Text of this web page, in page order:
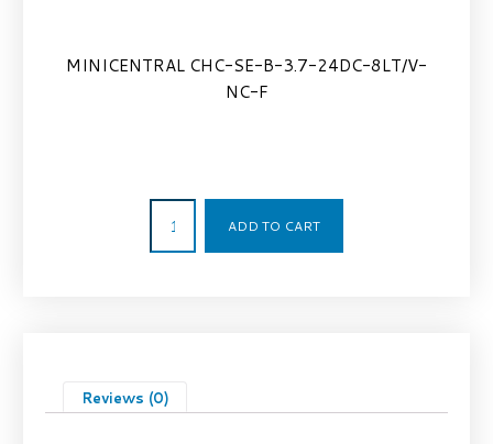
MINICENTRAL CHC-SE-B-3.7-24DC-8LT/V-
NC-F
ADD TO CART
Reviews (0)